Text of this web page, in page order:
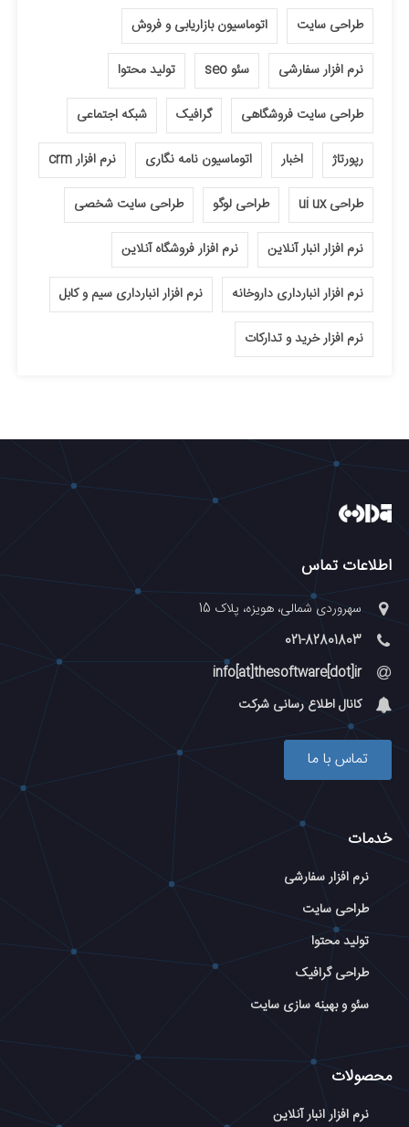
طراحی سایت اتوماسیون بازاریابی و فروش
نرم افزار سفارشی سئو seo تولید محتوا
طراحی سایت فروشگاهی گرافیک شبکه اجتماعی
رپورتاژ اخبار اتوماسیون نامه نگاری نرم افزار crm
طراحی ui ux طراحی لوگو طراحی سایت شخصی
نرم افزار انبار آنلاین نرم افزار فروشگاه آنلاین
نرم افزار انبارداری داروخانه نرم افزار انبارداری سیم و کابل
نرم افزار خرید و تدارکات
اطلاعات تماس
سهروردی شمالی، هویزه، پلاک 15
021-82801803
info[at]thesoftware[dot]ir
کانال اطلاع رسانی شرکت
تماس با ما
خدمات
نرم افزار سفارشی
طراحی سایت
تولید محتوا
طراحی گرافیک
سئو و بهینه سازی سایت
محصولات
نرم افزار انبار آنلاین